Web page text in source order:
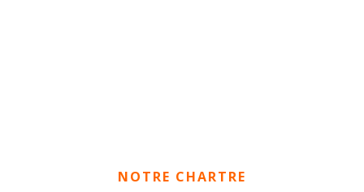
NOTRE CHARTRE